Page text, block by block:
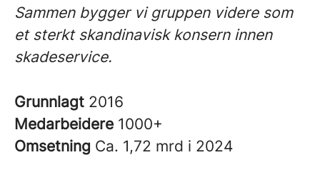
Sammen bygger vi gruppen videre som
et sterkt skandinavisk konsern innen
skadeservice.
Grunnlagt 2016
Medarbeidere 1000+
Omsetning Ca. 1,72 mrd i 2024